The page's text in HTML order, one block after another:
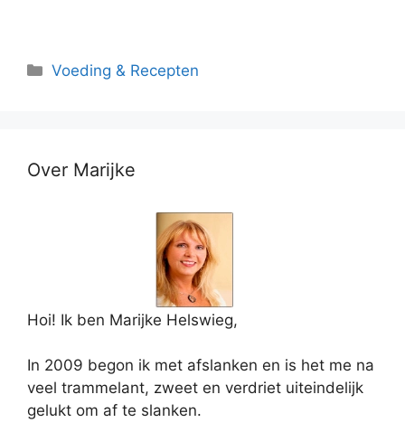
Categorieën
Voeding & Recepten
Over Marijke
Hoi! Ik ben Marijke Helswieg,
In 2009 begon ik met afslanken en is het me na
veel trammelant, zweet en verdriet uiteindelijk
gelukt om af te slanken.